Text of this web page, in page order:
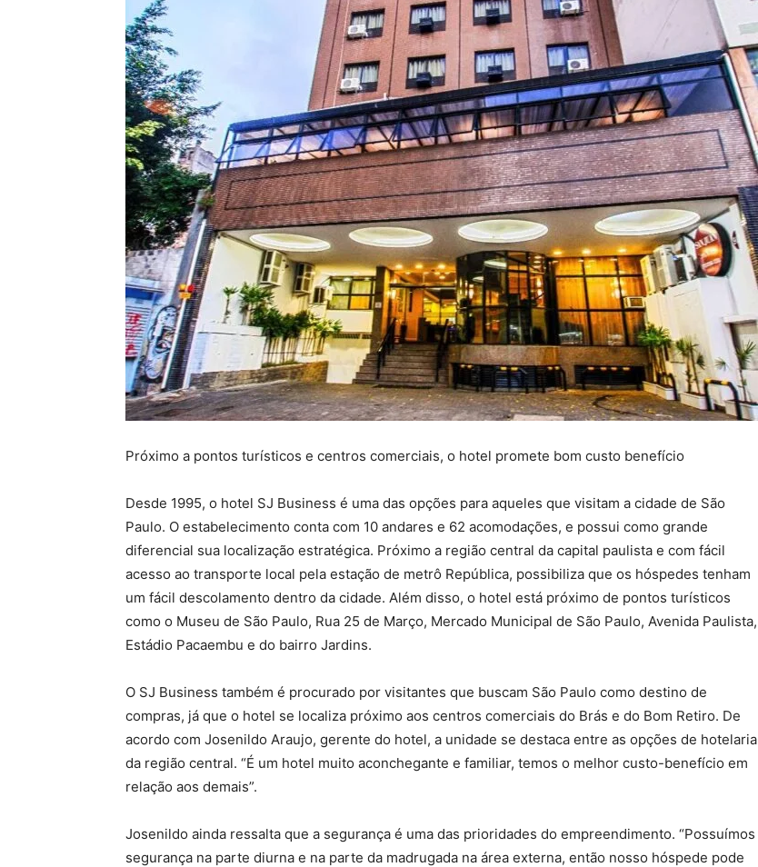
Próximo a pontos turísticos e centros comerciais, o hotel promete bom custo benefício
Desde 1995, o hotel SJ Business é uma das opções para aqueles que visitam a cidade de São
Paulo. O estabelecimento conta com 10 andares e 62 acomodações, e possui como grande
diferencial sua localização estratégica. Próximo a região central da capital paulista e com fácil
acesso ao transporte local pela estação de metrô República, possibiliza que os hóspedes tenham
um fácil descolamento dentro da cidade. Além disso, o hotel está próximo de pontos turísticos
como o Museu de São Paulo, Rua 25 de Março, Mercado Municipal de São Paulo, Avenida Paulista,
Estádio Pacaembu e do bairro Jardins.
O SJ Business também é procurado por visitantes que buscam São Paulo como destino de
compras, já que o hotel se localiza próximo aos centros comerciais do Brás e do Bom Retiro. De
acordo com Josenildo Araujo, gerente do hotel, a unidade se destaca entre as opções de hotelaria
da região central. “É um hotel muito aconchegante e familiar, temos o melhor custo-benefício em
relação aos demais”.
Josenildo ainda ressalta que a segurança é uma das prioridades do empreendimento. “Possuímos
segurança na parte diurna e na parte da madrugada na área externa, então nosso hóspede pode